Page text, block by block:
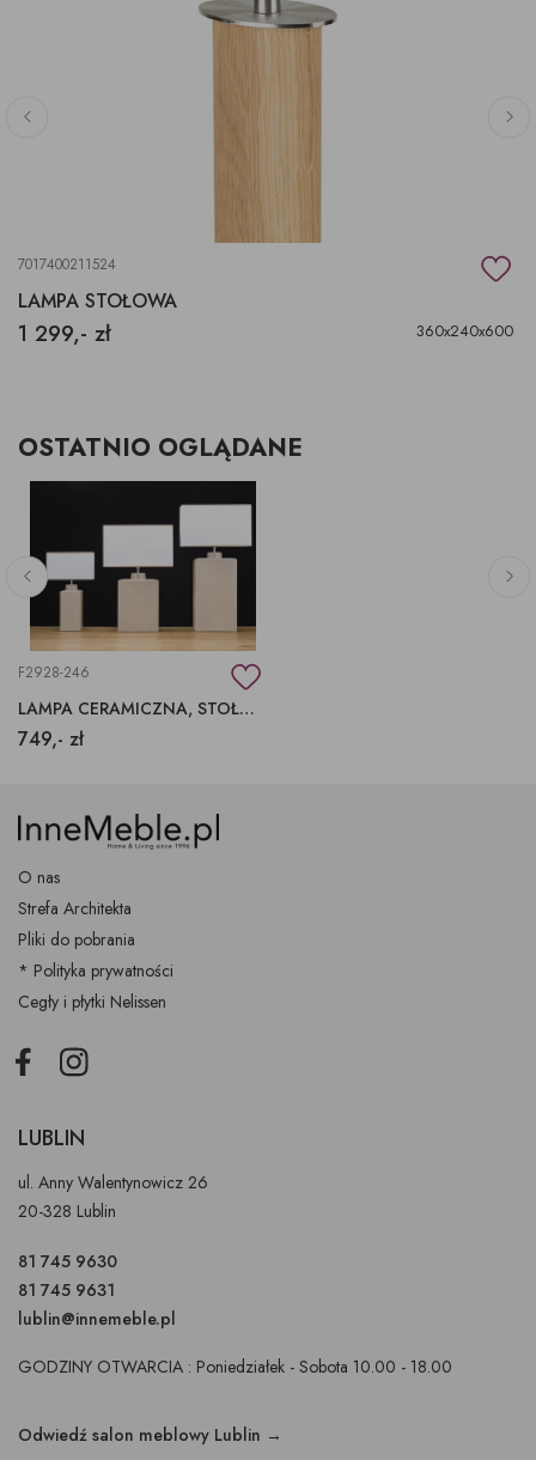
7017400211524
LAMPA STOŁOWA
1 299,- zł 360x240x600
OSTATNIO OGLĄDANE
F2928-246
LAMPA CERAMICZNA, STOŁOWA LAMPA BEŻOWA
749,- zł
O nas
Strefa Architekta
Pliki do pobrania
* Polityka prywatności
Cegły i płytki Nelissen
FacebookInstagram
LUBLIN
ul. Anny Walentynowicz 26
20-328 Lublin
81 745 9630
81 745 9631
lublin@innemeble.pl
GODZINY OTWARCIA : Poniedziałek - Sobota 10.00 - 18.00
Odwiedź salon meblowy Lublin →